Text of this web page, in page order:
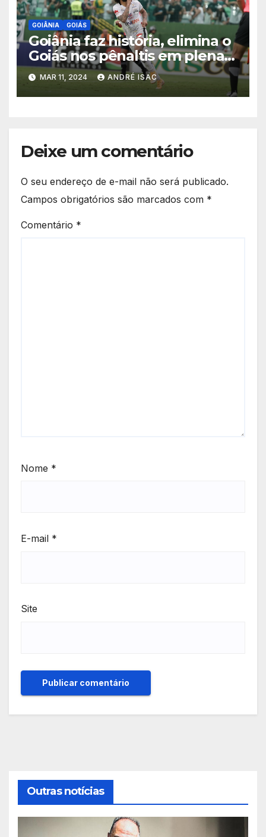
GOIÂNIA GOIÁS
Goiânia faz história, elimina o
Goiás nos pênaltis em plena
Serrinha e vai para a
semifinais do Goianão 2024
MAR 11, 2024 ANDRÉ ISAC
Deixe um comentário
O seu endereço de e-mail não será publicado.
Campos obrigatórios são marcados com *
Comentário *
Nome *
E-mail *
Site
Outras notícias